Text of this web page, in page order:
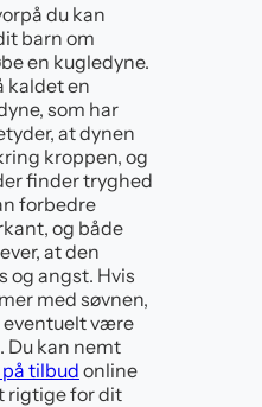
du kan
barn om
en kugledyne.
kaldet en
som har
at dynen
kroppen, og
finder tryghed
forbedre
og både
at den
og angst. Hvis
med søvnen,
eventuelt være
Du kan nemt
tilbud online
rigtige for dit